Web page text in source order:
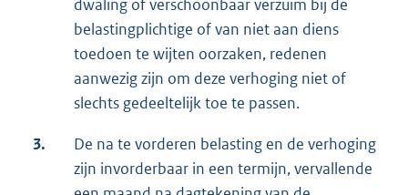
dwaling of verschoonbaar verzuim bij de
belastingplichtige of van niet aan diens
toedoen te wijten oorzaken, redenen
aanwezig zijn om deze verhoging niet of
slechts gedeeltelijk toe te passen.
3.
De na te vorderen belasting en de verhoging
zijn invorderbaar in een termijn, vervallende